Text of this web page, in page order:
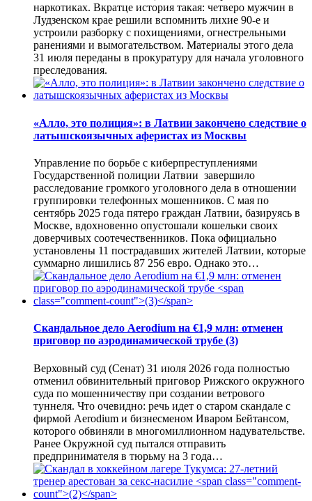
наркотиках. Вкратце история такая: четверо мужчин в
Лудзенском крае решили вспомнить лихие 90-е и
устроили разборку с похищениями, огнестрельными
ранениями и вымогательством. Материалы этого дела
31 июля переданы в прокуратуру для начала уголовного
преследования.
«Алло, это полиция»: в Латвии закончено следствие о
латышскоязычных аферистах из Москвы
Управление по борьбе с киберпреступлениями
Государственной полиции Латвии завершило
расследование громкого уголовного дела в отношении
группировки телефонных мошенников. С мая по
сентябрь 2025 года пятеро граждан Латвии, базируясь в
Москве, вдохновенно опустошали кошельки своих
доверчивых соотечественников. Пока официально
установлены 11 пострадавших жителей Латвии, которые
суммарно лишились 87 256 евро. Однако это…
Скандальное дело Aerodium на €1,9 млн: отменен
приговор по аэродинамической трубе (3)
Верховный суд (Сенат) 31 июля 2026 года полностью
отменил обвинительный приговор Рижского окружного
суда по мошенничеству при создании ветрового
туннеля. Что очевидно: речь идет о старом скандале с
фирмой Aerodium и бизнесменом Иваром Бейтансом,
которого обвиняли в многомиллионном надувательстве.
Ранее Окружной суд пытался отправить
предпринимателя в тюрьму на 3 года…